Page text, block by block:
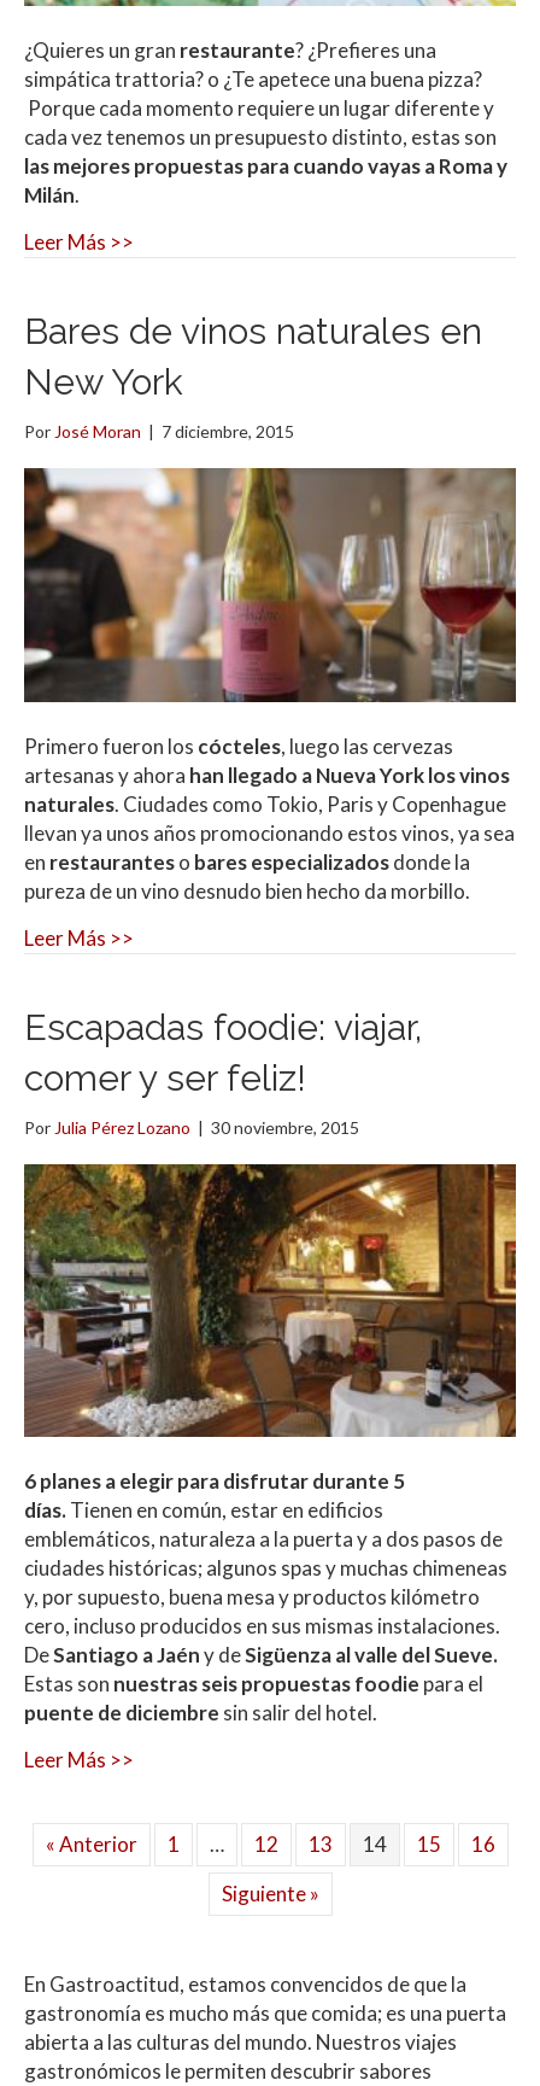
¿Quieres un gran restaurante? ¿Prefieres una
simpática trattoria? o ¿Te apetece una buena pizza?
Porque cada momento requiere un lugar diferente y
cada vez tenemos un presupuesto distinto, estas son
las mejores propuestas para cuando vayas a Roma y
Milán.
Leer Más >>
Bares de vinos naturales en
New York
Por José Moran | 7 diciembre, 2015
Primero fueron los cócteles, luego las cervezas
artesanas y ahora han llegado aNueva York los vinos
naturales. Ciudades como Tokio, Paris y Copenhague
llevan ya unos años promocionando estos vinos, ya sea
en restauranteso bares especializadosdonde la
pureza de un vino desnudo bien hecho da morbillo.
Leer Más >>
Escapadas foodie: viajar,
comer y ser feliz!
Por Julia Pérez Lozano | 30 noviembre, 2015
6 planes a elegir para disfrutar durante 5
días.Tienen en común, estar en edificios
emblemáticos, naturaleza a la puerta y a dos pasos de
ciudades históricas; algunos spas y muchas chimeneas
y, por supuesto, buena mesa y productos kilómetro
cero, incluso producidos en sus mismas instalaciones.
DeSantiago a Jaény deSigüenza al valle del Sueve.
Estas son nuestras seis propuestas foodie para el
puente de diciembre sin salir del hotel.
Leer Más >>
« Anterior 1 … 12 13 14 15
16
Siguiente »
En Gastroactitud, estamos convencidos de que la
gastronomía es mucho más que comida; es una puerta
abierta a las culturas del mundo. Nuestros viajes
gastronómicos le permiten descubrir sabores